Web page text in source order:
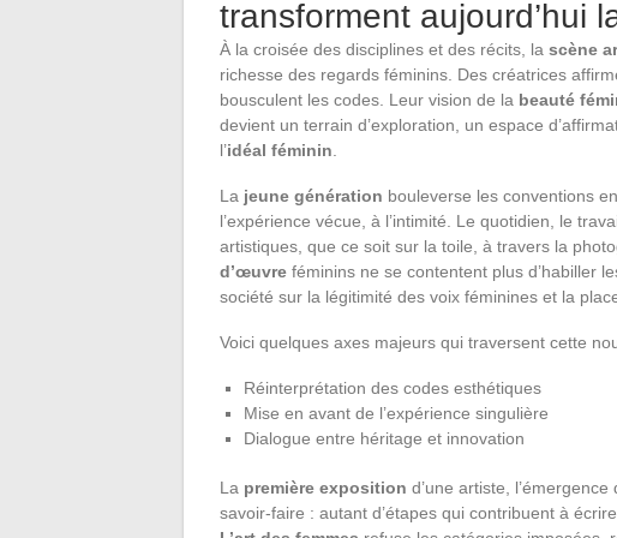
transforment aujourd’hui
À la croisée des disciplines et des récits, la scène
richesse des regards féminins. Des créatrices
bousculent les codes. Leur vision de la beauté
devient un terrain d’exploration, un espace
l’idéal féminin
La jeune génération bouleverse les conventions
l’expérience vécue, à l’intimité. Le quotidien, le
artistiques, que ce soit sur la toile, à travers la
d’œuvre féminins ne se contentent plus d’habiller
société sur la légitimité des voix féminines et la
Voici quelques axes majeurs qui traversent cette
Réinterprétation des codes esthétiques
Mise en avant de l’expérience singulière
Dialogue entre héritage et innovation
La première exposition d’une artiste,
savoir-faire : autant d’étapes qui contribuent à